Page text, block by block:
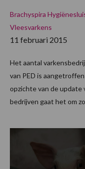
Brachyspira
Vleesvarkens
11 februari 2015
Het aantal
van PED is
opzichte van de update
bedrijven gaat het om